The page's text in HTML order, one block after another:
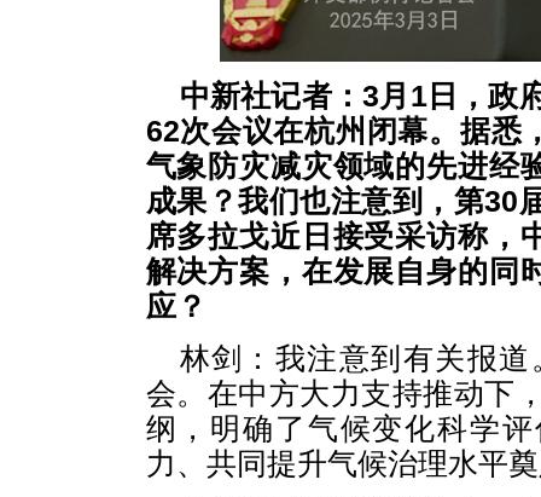
中新社记者：3月1日，政
62次会议在杭州闭幕。据悉
气象防灾减灾领域的先进经
成果？我们也注意到，第30
席多拉戈近日接受采访称，
解决方案，在发展自身的同
应？
林剑：我注意到有关报
会。在中方大力支持推动下
纲，明确了气候变化科学
力、共同提升气候治理水平